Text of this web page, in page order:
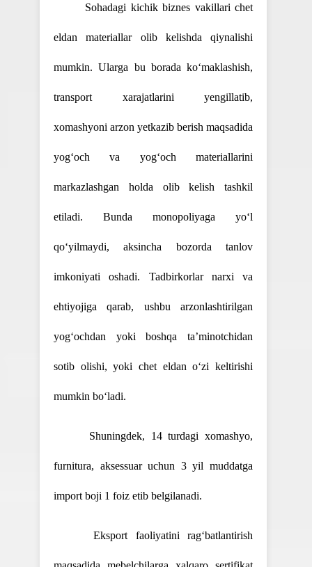
Sohadagi kichik biznes vakillari chet
eldan materiallar olib kelishda qiynalishi
mumkin. Ularga bu borada ko‘maklashish,
transport xarajatlarini yengillatib,
xomashyoni arzon yetkazib berish maqsadida
yog‘och va yog‘och materiallarini
markazlashgan holda olib kelish tashkil
etiladi. Bunda monopoliyaga yo‘l
qo‘yilmaydi, aksincha bozorda tanlov
imkoniyati oshadi. Tadbirkorlar narxi va
ehtiyojiga qarab, ushbu arzonlashtirilgan
yog‘ochdan yoki boshqa ta’minotchidan
sotib olishi, yoki chet eldan o‘zi keltirishi
mumkin bo‘ladi.
Shuningdek, 14 turdagi xomashyo,
furnitura, aksessuar uchun 3 yil muddatga
import boji 1 foiz etib belgilanadi.
Eksport faoliyatini rag‘batlantirish